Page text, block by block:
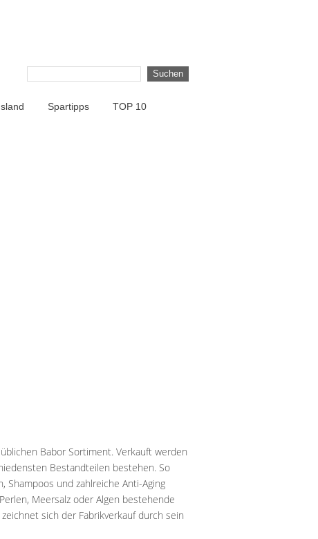
Spartipps TOP 10
Babor Sortiment. Verkauft werden
Bestandteilen bestehen. So
und zahlreiche Anti-Aging
Meersalz oder Algen bestehende
sich der Fabrikverkauf durch sein